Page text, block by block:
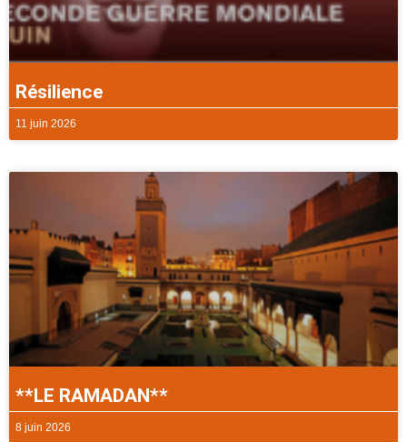
Résilience
11 juin 2026
**LE RAMADAN**
8 juin 2026